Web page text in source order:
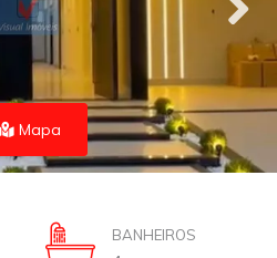
Mapa
BANHEIROS